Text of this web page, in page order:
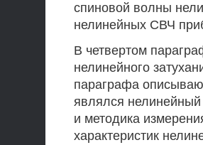
спиновой волны
нелинейных СВЧ
В четвертом
нелинейного
параграфа
являлся
и методика
характеристик